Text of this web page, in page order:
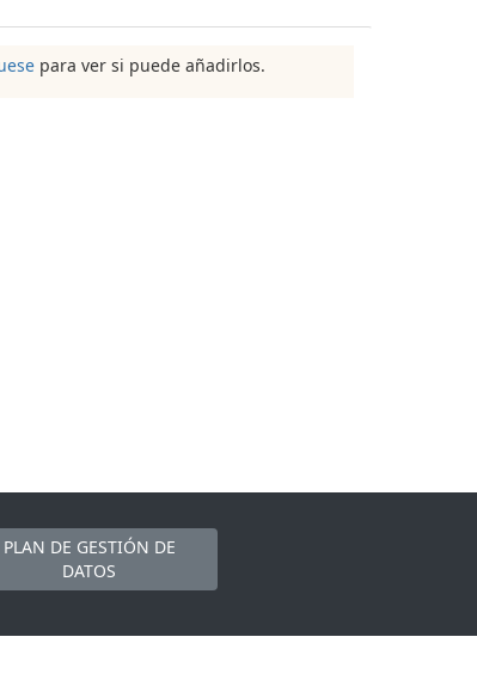
para ver si puede añadirlos.
PLAN DE GESTIÓN DE
DATOS